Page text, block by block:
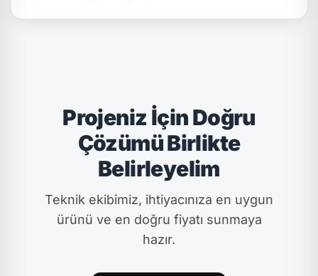
Projeniz İçin Doğru
Çözümü Birlikte
Belirleyelim
Teknik ekibimiz, ihtiyacınıza en uygun
ürünü ve en doğru fiyatı sunmaya
hazır.